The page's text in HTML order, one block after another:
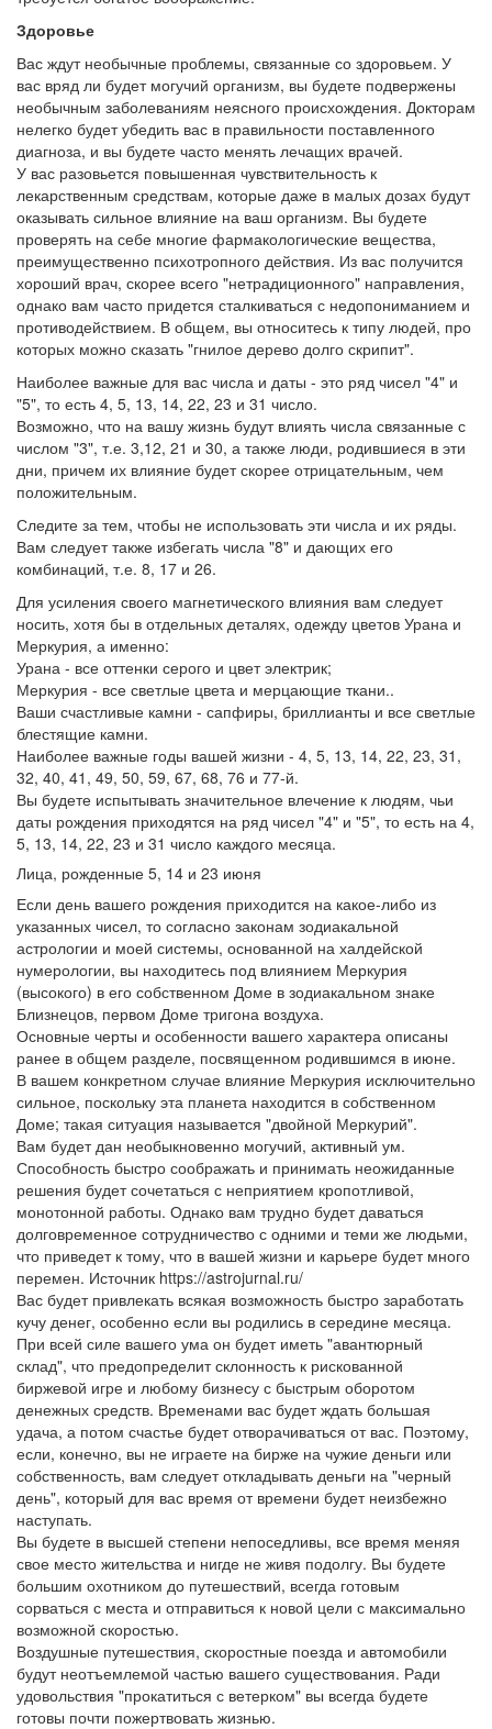
Здоровье
Вас ждут необычные проблемы, связанные со здоровьем. У
вас вряд ли будет могучий организм, вы будете подвержены
необычным заболеваниям неясного происхождения. Докторам
нелегко будет убедить вас в правильности поставленного
диагноза, и вы будете часто менять лечащих врачей.
У вас разовьется повышенная чувствительность к
лекарственным средствам, которые даже в малых дозах будут
оказывать сильное влияние на ваш организм. Вы будете
проверять на себе многие фармакологические вещества,
преимущественно психотропного действия. Из вас получится
хороший врач, скорее всего "нетрадиционного" направления,
однако вам часто придется сталкиваться с недопониманием и
противодействием. В общем, вы относитесь к типу людей, про
которых можно сказать "гнилое дерево долго скрипит".
Наиболее важные для вас числа и даты - это ряд чисел "4" и
"5", то есть 4, 5, 13, 14, 22, 23 и 31 число.
Возможно, что на вашу жизнь будут влиять числа связанные с
числом "3", т.е. 3,12, 21 и 30, а также люди, родившиеся в эти
дни, причем их влияние будет скорее отрицательным, чем
положительным.
Следите за тем, чтобы не использовать эти числа и их ряды.
Вам следует также избегать числа "8" и дающих его
комбинаций, т.е. 8, 17 и 26.
Для усиления своего магнетического влияния вам следует
носить, хотя бы в отдельных деталях, одежду цветов Урана и
Меркурия, а именно:
Урана - все оттенки серого и цвет электрик;
Меркурия - все светлые цвета и мерцающие ткани..
Ваши счастливые камни - сапфиры, бриллианты и все светлые
блестящие камни.
Наиболее важные годы вашей жизни - 4, 5, 13, 14, 22, 23, 31,
32, 40, 41, 49, 50, 59, 67, 68, 76 и 77-й.
Вы будете испытывать значительное влечение к людям, чьи
даты рождения приходятся на ряд чисел "4" и "5", то есть на 4,
5, 13, 14, 22, 23 и 31 число каждого месяца.
Лица, рожденные 5, 14 и 23 июня
Если день вашего рождения приходится на какое-либо из
указанных чисел, то согласно законам зодиакальной
астрологии и моей системы, основанной на халдейской
нумерологии, вы находитесь под влиянием Меркурия
(высокого) в его собственном Доме в зодиакальном знаке
Близнецов, первом Доме тригона воздуха.
Основные черты и особенности вашего характера описаны
ранее в общем разделе, посвященном родившимся в июне.
В вашем конкретном случае влияние Меркурия исключительно
сильное, поскольку эта планета находится в собственном
Доме; такая ситуация называется "двойной Меркурий".
Вам будет дан необыкновенно могучий, активный ум.
Способность быстро соображать и принимать неожиданные
решения будет сочетаться с неприятием кропотливой,
монотонной работы. Однако вам трудно будет даваться
долговременное сотрудничество с одними и теми же людьми,
что приведет к тому, что в вашей жизни и карьере будет много
перемен. Источник https://astrojurnal.ru/
Вас будет привлекать всякая возможность быстро заработать
кучу денег, особенно если вы родились в середине месяца.
При всей силе вашего ума он будет иметь "авантюрный
склад", что предопределит склонность к рискованной
биржевой игре и любому бизнесу с быстрым оборотом
денежных средств. Временами вас будет ждать большая
удача, а потом счастье будет отворачиваться от вас. Поэтому,
если, конечно, вы не играете на бирже на чужие деньги или
собственность, вам следует откладывать деньги на "черный
день", который для вас время от времени будет неизбежно
наступать.
Вы будете в высшей степени непоседливы, все время меняя
свое место жительства и нигде не живя подолгу. Вы будете
большим охотником до путешествий, всегда готовым
сорваться с места и отправиться к новой цели с максимально
возможной скоростью.
Воздушные путешествия, скоростные поезда и автомобили
будут неотъемлемой частью вашего существования. Ради
удовольствия "прокатиться с ветерком" вы всегда будете
готовы почти пожертвовать жизнью.